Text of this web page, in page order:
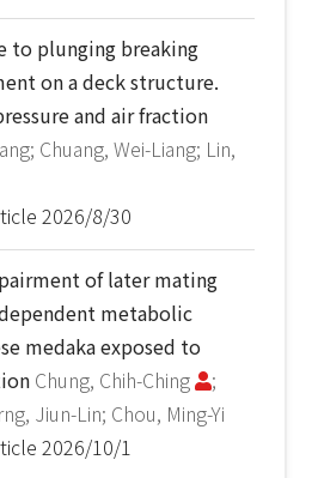
to plunging breaking
on a deck structure.
and air fraction
Chuang, Wei-Liang; Lin,
2026/8/30
of later mating
metabolic
medaka exposed to
Chung, Chih-Ching
;
Jiun-Lin; Chou, Ming-Yi
2026/10/1